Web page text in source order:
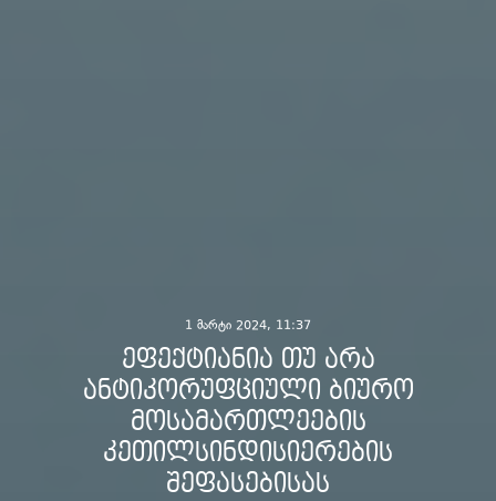
1 მარტი 2024, 11:37
ეფექტიანია თუ არა
ანტიკორუფციული ბიურო
მოსამართლეების
კეთილსინდისიერების
შეფასებისას